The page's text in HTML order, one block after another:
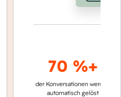
70 %+
der Konversationen werden
automatisch gelöst